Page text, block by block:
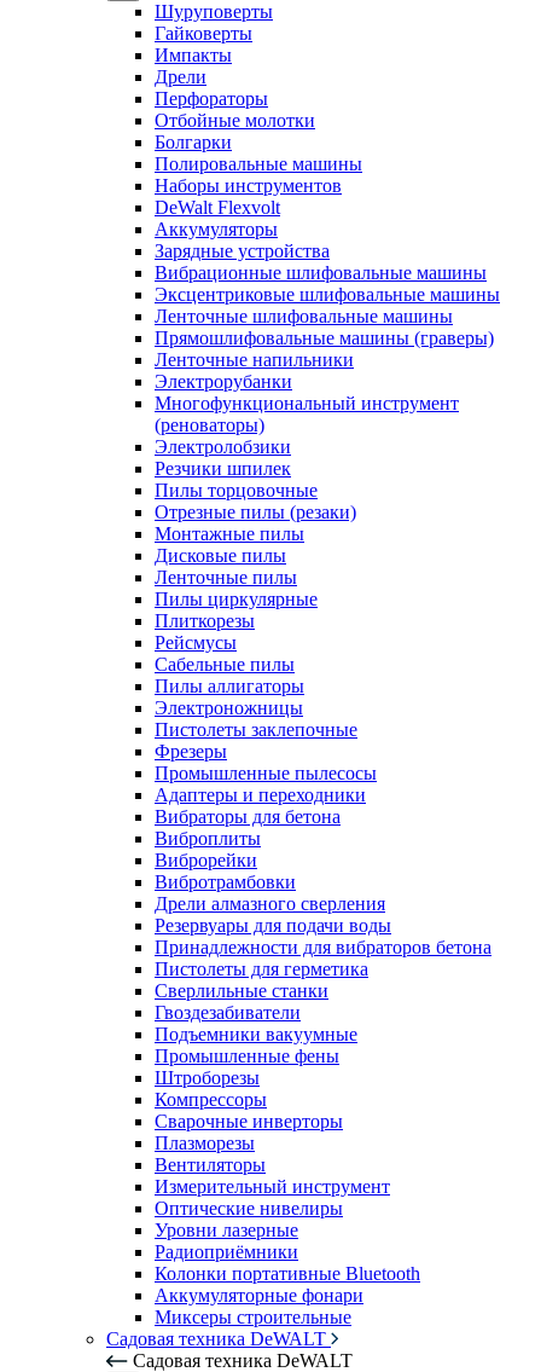
Шуруповерты
Гайковерты
Импакты
Дрели
Перфораторы
Отбойные молотки
Болгарки
Полировальные машины
Наборы инструментов
DeWalt Flexvolt
Аккумуляторы
Зарядные устройства
Вибрационные шлифовальные машины
Эксцентриковые шлифовальные машины
Ленточные шлифовальные машины
Прямошлифовальные машины (граверы)
Ленточные напильники
Электрорубанки
Многофункциональный инструмент
(реноваторы)
Электролобзики
Резчики шпилек
Пилы торцовочные
Отрезные пилы (резаки)
Монтажные пилы
Дисковые пилы
Ленточные пилы
Пилы циркулярные
Плиткорезы
Рейсмусы
Сабельные пилы
Пилы аллигаторы
Электроножницы
Пистолеты заклепочные
Фрезеры
Промышленные пылесосы
Адаптеры и переходники
Вибраторы для бетона
Виброплиты
Виброрейки
Вибротрамбовки
Дрели алмазного сверления
Резервуары для подачи воды
Принадлежности для вибраторов бетона
Пистолеты для герметика
Сверлильные станки
Гвоздезабиватели
Подъемники вакуумные
Промышленные фены
Штроборезы
Компрессоры
Сварочные инверторы
Плазморезы
Вентиляторы
Измерительный инструмент
Оптические нивелиры
Уровни лазерные
Радиоприёмники
Колонки портативные Bluetooth
Аккумуляторные фонари
Миксеры строительные
Садовая техника DeWALT
Садовая техника DeWALT